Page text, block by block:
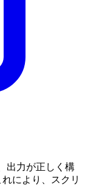
出力が正しく構
により、スクリ